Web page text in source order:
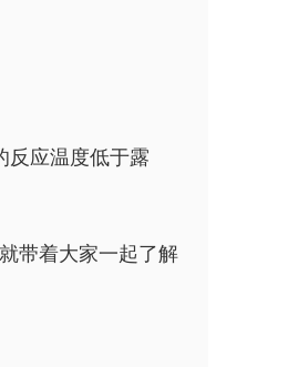
反应温度低于露
带着大家一起了解